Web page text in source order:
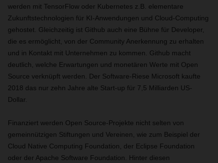
werden mit TensorFlow oder Kubernetes z.B. elementare
Zukunftstechnologien für KI-Anwendungen und Cloud-Computing
gehostet. Gleichzeitig ist Github auch eine Bühne für Developer,
die es ermöglicht, von der Community Anerkennung zu erhalten
und in Kontakt mit Unternehmen zu kommen. Github macht
deutlich, welche Erwartungen und monetären Werte mit Open
Source verknüpft werden. Der Software-Riese Microsoft kaufte
2018 das nur zehn Jahre alte Start-up für 7,5 Milliarden US-
Dollar.
Finanziert werden Open Source-Projekte nicht selten von
gemeinnützigen Stiftungen und Vereinen, wie zum Beispiel der
Cloud Native Computing Foundation, der Eclipse Foundation
oder der Apache Software Foundation. Hinter diesen